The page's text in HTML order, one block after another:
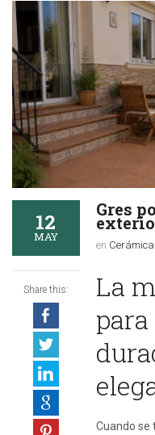
12
MAY
Share this:
Gres
en
La
Cuando se